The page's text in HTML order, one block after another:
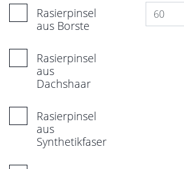
Rasierpinsel
aus Borste
Rasierpinsel
aus
Dachshaar
Rasierpinsel
aus
Synthetikfaser